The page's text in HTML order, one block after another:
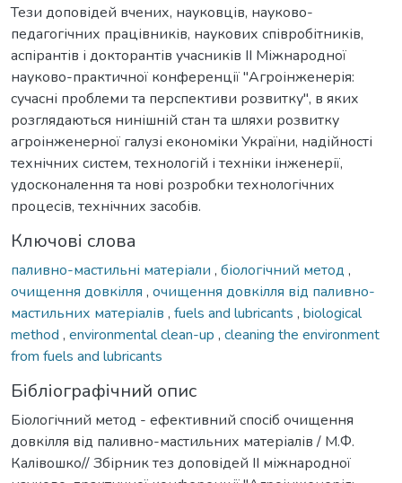
Тези доповідей вчених, науковців, науково-
педагогічних працівників, наукових співробітників,
аспірантів і докторантів учасників ІІ Міжнародної
науково-практичної конференції "Агроінженерія:
сучасні проблеми та перспективи розвитку", в яких
розглядаються нинішній стан та шляхи розвитку
агроінженерної галузі економіки України, надійності
технічних систем, технологій і техніки інженерії,
удосконалення та нові розробки технологічних
процесів, технічних засобів.
Ключові слова
паливно-мастильні матеріали , біологічний метод ,
очищення довкілля , очищення довкілля від паливно-
мастильних матеріалів , fuels and lubricants , biological
method , environmental clean-up , cleaning the environment
from fuels and lubricants
Бібліографічний опис
Біологічний метод - ефективний спосіб очищення
довкілля від паливно-мастильних матеріалів / М.Ф.
Калівошко// Збірник тез доповідей ІІ міжнародної